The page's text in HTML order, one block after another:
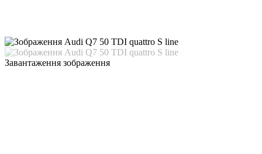
Завантаження зображення